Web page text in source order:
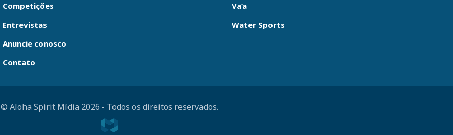
Competições
Entrevistas
Anuncie conosco
Contato
Va’a
Water Sports
© Aloha Spirit Mídia 2026 - Todos os direitos reservados.